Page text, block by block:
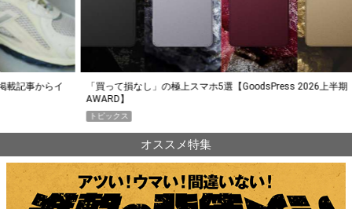
イ
「買って損なし」の極上スマホ5選【GoodsPress 2026上半期
薄着
オススメ特集